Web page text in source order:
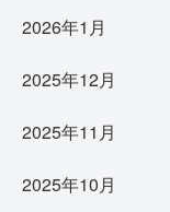
2026年1月
2025年12月
2025年11月
2025年10月